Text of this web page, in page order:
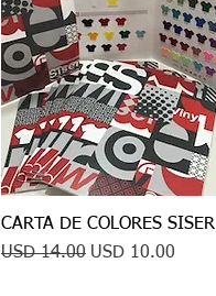
Vista rápida
CARTA DE COLORES SISER
Precio
USD 14.00 Precio de oferta
USD 10.00